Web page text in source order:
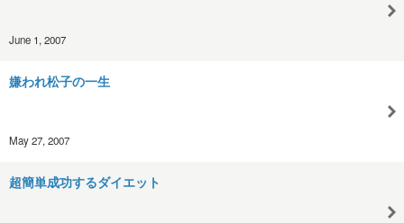
June 1, 2007
嫌われ松子の一生
May 27, 2007
超簡単成功するダイエット